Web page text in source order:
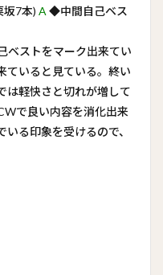
坂7本) A ◆中間自己ベス
ベストをマーク出来てい
ていると見ている。終い
は軽快さと切れが増して
で良い内容を消化出来
る印象を受けるので、